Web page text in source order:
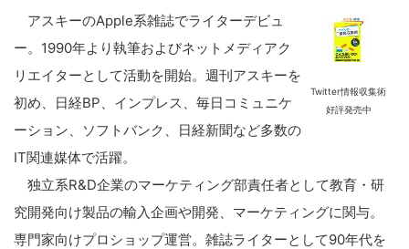
Twitter情報収集術
好評発売中
アスキーのApple系雑誌でライターデビュ
ー。1990年より執筆およびネットメディアク
リエイターとして活動を開始。週刊アスキーを
初め、日経BP、インプレス、毎日コミュニケ
ーション、ソフトバンク、日経新聞など多数の
IT関連媒体で活躍。
独立系R&D企業のマーケティング部責任者として教育・研
究開発向け製品の輸入企画や開発、マーケティングに関与。
専門家向けプロショップ運営。雑誌ライターとして90年代を